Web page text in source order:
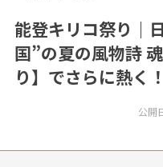
能登キリコ祭り｜
国”の夏の風物詩
り】でさらに熱く
公開